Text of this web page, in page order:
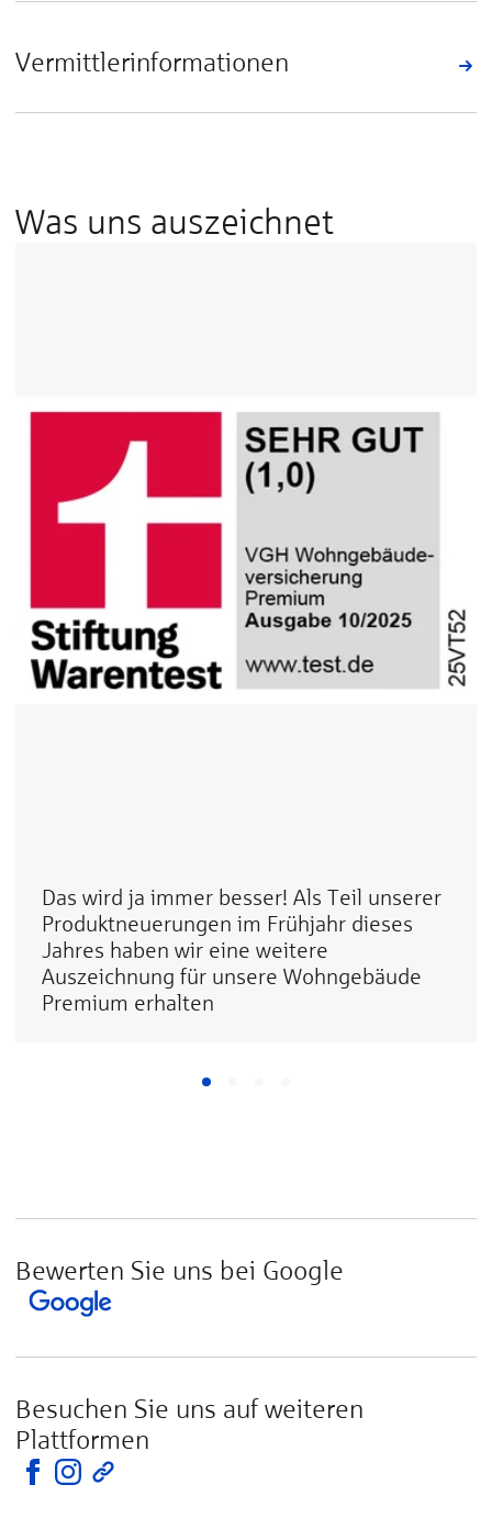
Vermittlerinformationen
Was uns auszeichnet
Das wird ja immer besser! Als Teil unserer
Produktneuerungen im Frühjahr dieses
Jahres haben wir eine weitere
Auszeichnung für unsere Wohngebäude
Premium erhalten
Bewerten Sie uns bei Google
Besuchen Sie uns auf weiteren
Plattformen